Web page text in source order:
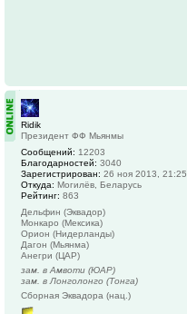
Ridik
Президент ФФ Мьянмы
Сообщений: 12203
Благодарностей: 3040
Зарегистрирован: 26 ноя 2013, 21:25
Откуда: Могилёв, Беларусь
Рейтинг: 863
Дельфин (Эквадор)
Монкаро (Мексика)
Орион (Нидерланды)
Дагон (Мьянма)
Анегри (ЦАР)
зам. в Амвоти (ЮАР)
зам. в Лонголонго (Тонга)
Сборная Эквадора (нац.)